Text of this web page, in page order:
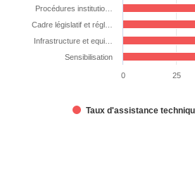
The chart has 1 Y axis displaying %.
Taux d'assistance
Procédures institutio…
Cadre législatif et régl…
Infrastructure et equi…
Sensibilisation
0 25